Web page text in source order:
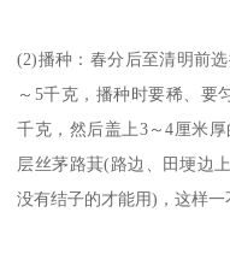
(2)播种：春分后至清明前
～5千克，播种时要稀、要
千克，然后盖上3～4厘米
层丝茅路萁(路边、田埂边
没有结子的才能用)，这样一